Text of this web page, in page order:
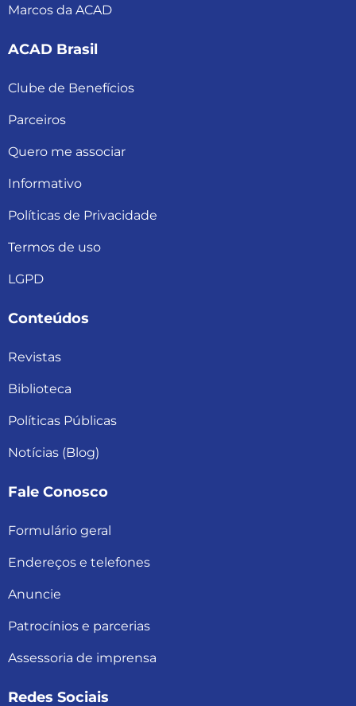
Marcos da ACAD
ACAD Brasil
Clube de Benefícios
Parceiros
Quero me associar
Informativo
Políticas de Privacidade
Termos de uso
LGPD
Conteúdos
Revistas
Biblioteca
Políticas Públicas
Notícias (Blog)
Fale Conosco
Formulário geral
Endereços e telefones
Anuncie
Patrocínios e parcerias
Assessoria de imprensa
Redes Sociais